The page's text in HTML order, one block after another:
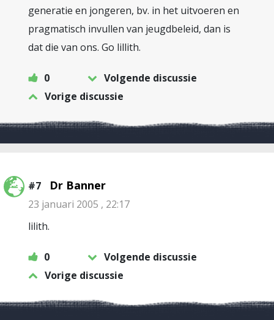
generatie en jongeren, bv. in het uitvoeren en
pragmatisch invullen van jeugdbeleid, dan is
dat die van ons. Go lillith.
0
Volgende discussie
Vorige discussie
#7 Dr Banner
23 januari 2005 , 22:17
lilith.
0
Volgende discussie
Vorige discussie